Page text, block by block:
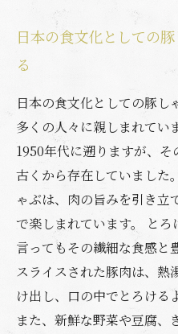
日本の食文化としての
る
日本の食文化としての豚し
多くの人々に親しまれてい
1950年代に遡りますが、
古くから存在していました
ゃぶは、肉の旨みを引き立
で楽しまれています。 と
言ってもその繊細な食感と
スライスされた豚肉は、熱
け出し、口の中でとろける
また、新鮮な野菜や豆腐、